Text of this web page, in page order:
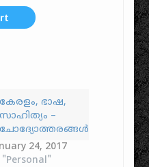
കേരളം, ഭാഷ,
സാഹിത്യം –
ചോദ്യോത്തരങ്ങൾ
24, 2017